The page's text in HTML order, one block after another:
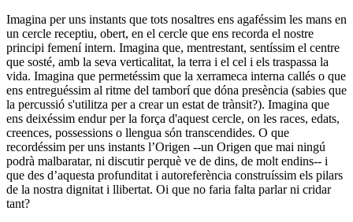
Imagina per uns instants que tots nosaltres ens agaféssim les mans en
un cercle receptiu, obert, en el cercle que ens recorda el nostre
principi femení intern. Imagina que, mentrestant, sentíssim el centre
que sosté, amb la seva verticalitat, la terra i el cel i els traspassa la
vida. Imagina que permetéssim que la xerrameca interna callés o que
ens entreguéssim al ritme del tamborí que dóna presència (sabies que
la percussió s'utilitza per a crear un estat de trànsit?). Imagina que
ens deixéssim endur per la força d'aquest cercle, on les races, edats,
creences, possessions o llengua són transcendides. O que
recordéssim per uns instants l’Origen --un Origen que mai ningú
podrà malbaratar, ni discutir perquè ve de dins, de molt endins-- i
que des d’aquesta profunditat i autoreferència construíssim els pilars
de la nostra dignitat i llibertat. Oi que no faria falta parlar ni cridar
tant?